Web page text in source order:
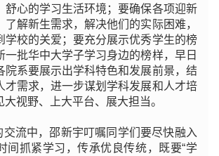
舒心的学习生活环境；要确保各项迎新
了解新生需求，解决他们的实际困难，
学校的关爱；要充分展示优秀学生的榜
一批华中大学子学习身边的榜样，早日
院系要展示出学科特色和发展前景，结
才需求，进一步谋划学科发展和人才培
视野、上大平台、展大担当。
交流中，邵新宇叮嘱同学们要尽快融入
间抓紧学习，传承优良传统，既要“学